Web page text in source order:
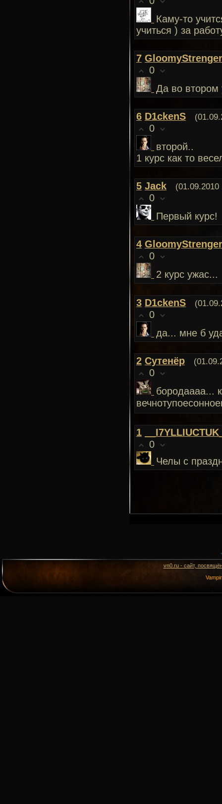
Каму-то
учиться ) за
7 GloomyStrenger
0
Да во втором
6 D1ckenS
0
второй..
1 курс как то
5 Jack (01.09.2010
0
Первый курс!
4 GloomyStrenger
0
2 курс ужас...
3 D1ckenS
0
да... мне б
2 Сутенёр
0
бородаааа...
1
0
Челы с
vn0.ru - сайт,